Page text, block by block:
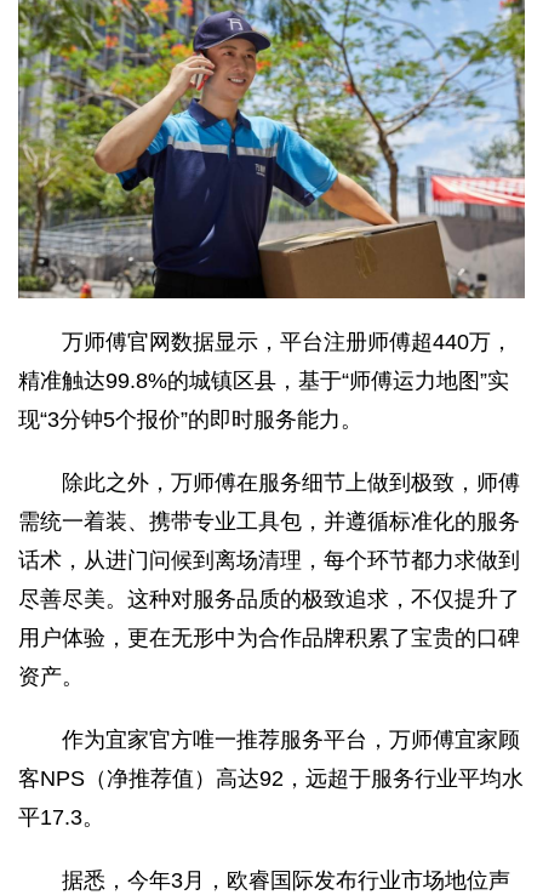
万师傅官网数据显示，平台注册师傅超440万，
精准触达99.8%的城镇区县，基于“师傅运力地图”实
现“3分钟5个报价”的即时服务能力。
除此之外，万师傅在服务细节上做到极致，师傅
需统一着装、携带专业工具包，并遵循标准化的服务
话术，从进门问候到离场清理，每个环节都力求做到
尽善尽美。这种对服务品质的极致追求，不仅提升了
用户体验，更在无形中为合作品牌积累了宝贵的口碑
资产。
作为宜家官方唯一推荐服务平台，万师傅宜家顾
客NPS（净推荐值）高达92，远超于服务行业平均水
平17.3。
据悉，今年3月，欧睿国际发布行业市场地位声